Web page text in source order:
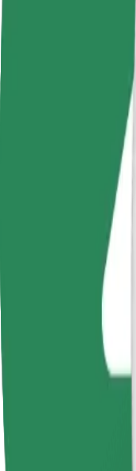
Comment se
À la recherche du
Ülemiste shopping
Praticité et confort, en
Les chauffeurs de cette
fauteuils roulants
Temps de trajet estimé